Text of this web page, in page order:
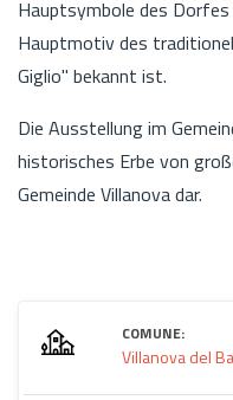
Hauptsymbole des Dorfes
Hauptmotiv des
Giglio" bekannt ist.
Die Ausstellung im
historisches Erbe von
Gemeinde Villanova dar.
COMUNE:
Villanova del